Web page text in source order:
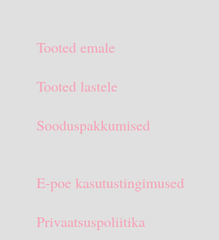
€15.90.
Tooted emale
Tooted lastele
Sooduspakkumised
E-poe kasutustingimused
Privaatsuspoliitika